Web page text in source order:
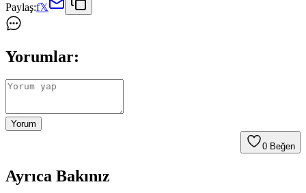
Paylaş:f𝕏
Yorumlar:
Yorum
0 Beğen
Ayrıca Bakınız